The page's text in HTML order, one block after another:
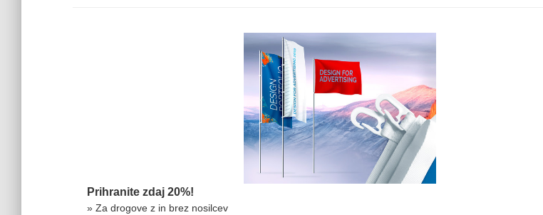
Prihranite zdaj 20%!
» Za drogove z in brez nosilcev